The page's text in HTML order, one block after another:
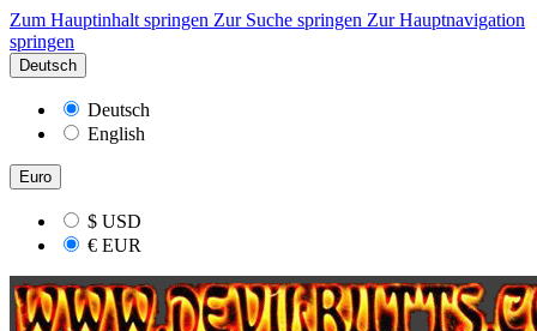
Zum Hauptinhalt springen Zur Suche springen Zur Hauptnavigation
springen
Deutsch
Deutsch
English
Euro
$ USD
€ EUR